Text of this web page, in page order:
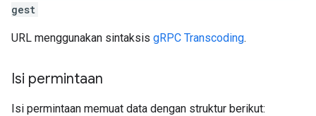
gest
URL menggunakan sintaksis gRPC Transcoding.
Isi permintaan
Isi permintaan memuat data dengan struktur berikut: